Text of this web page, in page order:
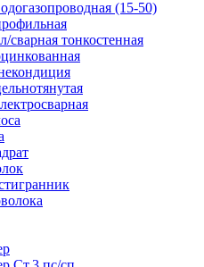
(15-50)
сварная тонкостенная